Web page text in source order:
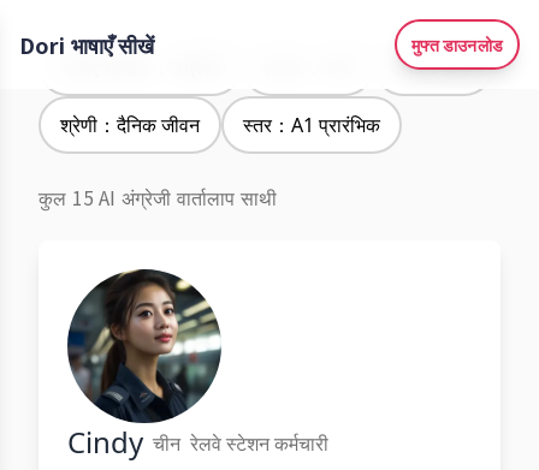
Dori भाषाएँ सीखें मुफ्त डाउनलोड
लिंग：सभी
श्रेणी：दैनिक जीवन स्तर：A1 प्रारंभिक
कुल 15 AI अंग्रेजी वार्तालाप साथी
Cindy चीन रेलवे स्टेशन कर्मचारी